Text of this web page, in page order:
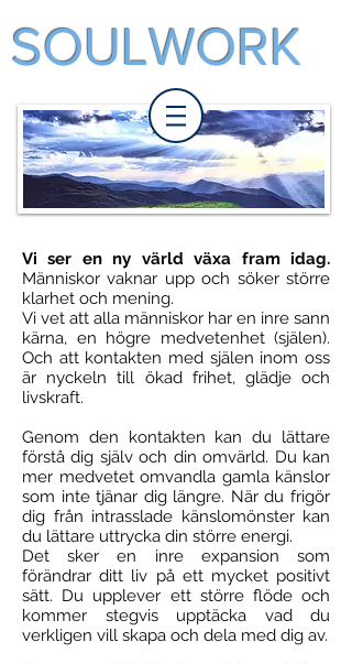
SOULWORK
Vi ser en ny värld växa fram idag.
Människor vaknar upp och söker större
klarhet och mening.
Vi vet att alla människor har en inre sann
kärna, en högre medvetenhet (själen).
Och att kontakten med själen inom oss
är nyckeln till ökad frihet, glädje och
livskraft.
Genom den kontakten kan du lättare
förstå dig själv och din omvärld. Du kan
mer medvetet omvandla gamla känslor
som inte tjänar dig längre. När du frigör
dig från intrasslade känslomönster kan
du lättare uttrycka din större energi.
Det sker en inre expansion som
förändrar ditt liv på ett mycket positivt
sätt. Du upplever ett större flöde och
kommer stegvis upptäcka vad du
verkligen vill skapa och dela med dig av.